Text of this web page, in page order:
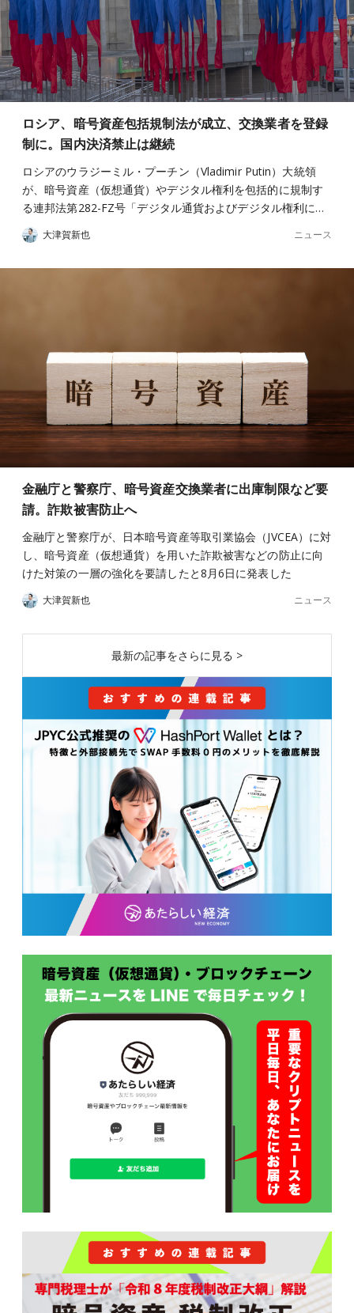
ロシア、暗号資産包括規制法が成立、交換業者を登録
制に。国内決済禁止は継続
ロシアのウラジーミル・プーチン（Vladimir Putin）大統領
が、暗号資産（仮想通貨）やデジタル権利を包括的に規制す
る連邦法第282-FZ号「デジタル通貨およびデジタル権利に…
大津賀新也 ニュース
金融庁と警察庁、暗号資産交換業者に出庫制限など要
請。詐欺被害防止へ
金融庁と警察庁が、日本暗号資産等取引業協会（JVCEA）に対
し、暗号資産（仮想通貨）を用いた詐欺被害などの防止に向
けた対策の一層の強化を要請したと8月6日に発表した
大津賀新也 ニュース
最新の記事をさらに見る >